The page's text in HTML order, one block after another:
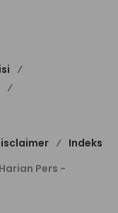
Indeks
Pers -